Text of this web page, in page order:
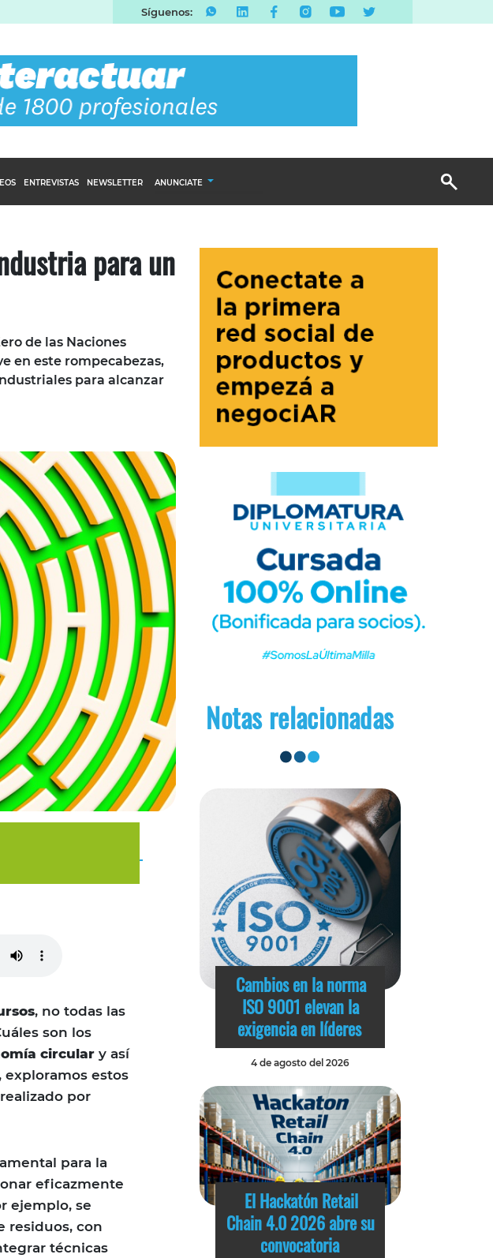
Síguenos:
ENTREVISTAS NEWSLETTER ANUNCIATE
Email Marketing
Branded Content
Publicidad Revista
para un
de las Naciones
en este rompecabezas,
para alcanzar
, no todas las
son los
circular y así
estos
por
para la
eficazmente
ejemplo, se
residuos, con
técnicas
Notas relacionadas
Cambios en la norma
ISO 9001 elevan la
exigencia en líderes
4 de agosto del 2026
El Hackatón Retail
Chain 4.0 2026 abre su
convocatoria